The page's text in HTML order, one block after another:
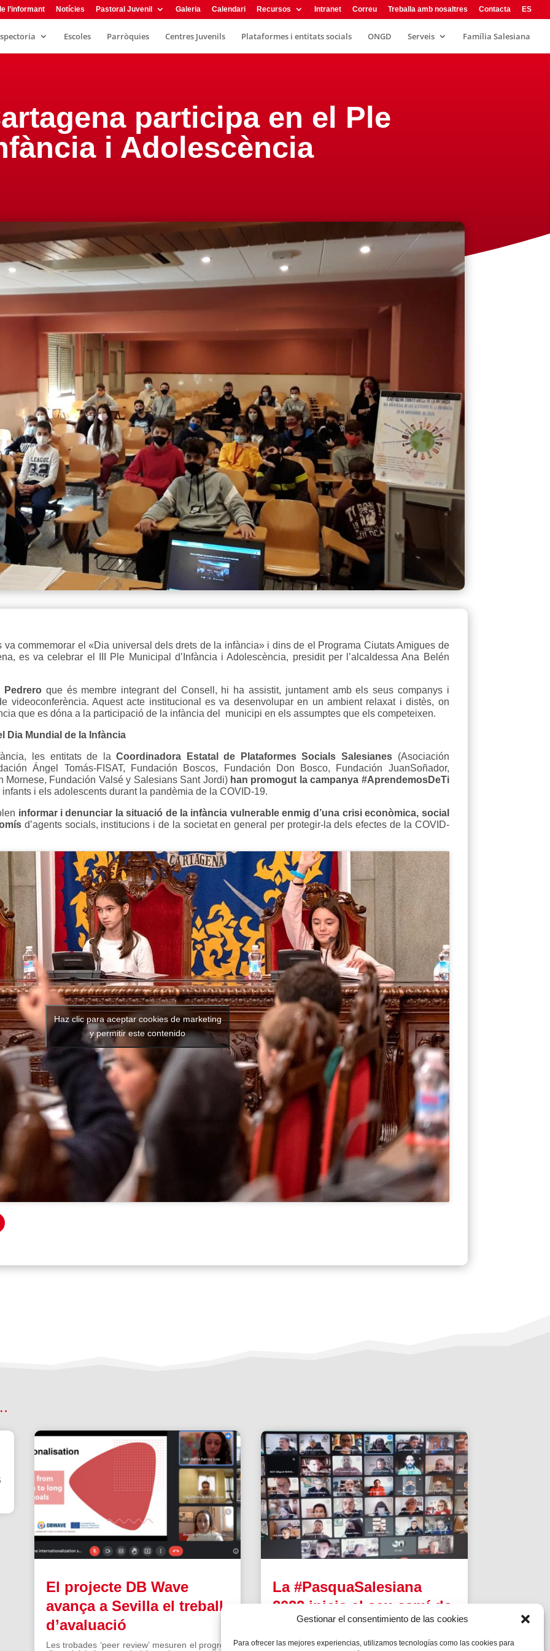
Gestionar el consentimiento de las cookies
Para ofrecer las mejores experiencias, utilizamos tecnologías como las cookies para
l’informant Notícies Pastoral Juvenil Galeria Calendari Recursos Intranet Correu Treballa amb nosaltres Contacta ES
Escoles Parròquies Centres Juvenils Plataformes i entitats socials ONGD Serveis Família Salesiana
participa en el Ple
i Adolescència
commemorar el «Dia universal dels drets de la infància» i dins de el Programa Ciutats Amigues de
es va celebrar el III Ple Municipal d’Infància i Adolescència, presidit per l’alcaldessa Ana Belén
Pedrero que és membre integrant del Consell, hi ha assistit, juntament amb els seus companys i
videoconferència. Aquest acte institucional es va desenvolupar en un ambient relaxat i distès, on
que es dóna a la participació de la infància del municipi en els assumptes que els competeixen.
Dia Mundial de la Infància
les entitats de laCoordinadora Estatal de Plataformes Socials Salesianes (Asociación
Ángel Tomás-FISAT, Fundación Boscos, Fundación Don Bosco, Fundación JuanSoñador,
Fundación Valsé y Salesians Sant Jordi) han promogut la campanya #AprendemosDeTi
i els adolescents durant la pandèmia de la COVID-19.
informar i denunciar la situació de la infància vulnerable enmig d’una crisi econòmica, social
d’agents socials, institucions i de la societat en general per protegir-la dels efectes de la COVID-
Haz clic para aceptar cookies de marketing
y permitir este contenido
El projecte DB Wave
avança a Sevilla el treball
d’avaluació
Les trobades ‘peer review’ mesuren el progrés
La #PasquaSalesiana
2022 inicia el seu camí de
preparació
Tindran lloc durant el mes d’abril.